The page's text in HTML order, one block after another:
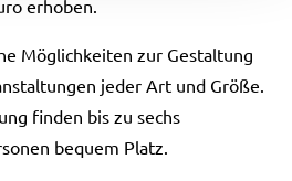
erhoben.
Möglichkeiten zur Gestaltung
jeder Art und Größe.
finden bis zu sechs
bequem Platz.